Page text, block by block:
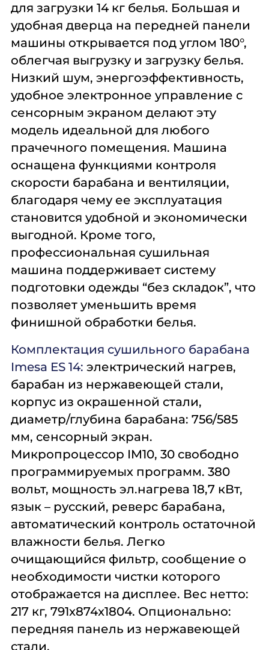
для загрузки 14 кг белья. Большая и
удобная дверца на передней панели
машины открывается под углом 180°,
облегчая выгрузку и загрузку белья.
Низкий шум, энергоэффективность,
удобное электронное управление с
сенсорным экраном делают эту
модель идеальной для любого
прачечного помещения. Машина
оснащена функциями контроля
скорости барабана и вентиляции,
благодаря чему ее эксплуатация
становится удобной и экономически
выгодной. Кроме того,
профессиональная сушильная
машина поддерживает систему
подготовки одежды “без складок”, что
позволяет уменьшить время
финишной обработки белья.
Комплектация сушильного барабана
Imesa ES 14: электрический нагрев,
барабан из нержавеющей стали,
корпус из окрашенной стали,
диаметр/глубина барабана: 756/585
мм, сенсорный экран.
Микропроцессор IM10, 30 свободно
программируемых программ. 380
вольт, мощность эл.нагрева 18,7 кВт,
язык – русский, реверс барабана,
автоматический контроль остаточной
влажности белья. Легко
очищающийся фильтр, сообщение о
необходимости чистки которого
отображается на дисплее. Вес нетто:
217 кг, 791x874x1804. Опционально:
передняя панель из нержавеющей
стали.